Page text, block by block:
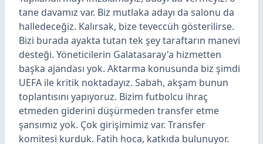
tane davamız var. Biz mutlaka adayı da salonu da
halledeceğiz. Kalırsak, bize teveccüh gösterilirse.
Bizi burada ayakta tutan tek şey taraftarın manevi
desteği. Yöneticilerin Galatasaray'a hizmetten
başka ajandası yok. Aktarma konusunda biz şimdi
UEFA ile kritik noktadayız. Sabah, akşam bunun
toplantısını yapıyoruz. Bizim futbolcu ihraç
etmeden giderini düşürmeden transfer etme
şansımız yok. Çok girişimimiz var. Transfer
komitesi kurduk. Fatih hoca, katkıda bulunuyor.